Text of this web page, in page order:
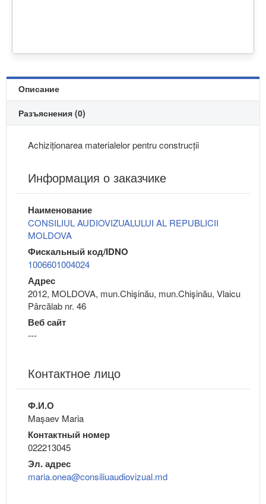
Описание
Разъяснения (0)
Achiziționarea materialelor pentru construcții
Информация о заказчике
Наименование
CONSILIUL AUDIOVIZUALULUI AL REPUBLICII
MOLDOVA
Фискальный код/IDNO
1006601004024
Адрес
2012, MOLDOVA, mun.Chişinău, mun.Chişinău, Vlaicu
Pârcălab nr. 46
Веб сайт
---
Контактное лицо
Ф.И.О
Mașaev Maria
Контактный номер
022213045
Эл. адрес
maria.onea@consiliuaudiovizual.md